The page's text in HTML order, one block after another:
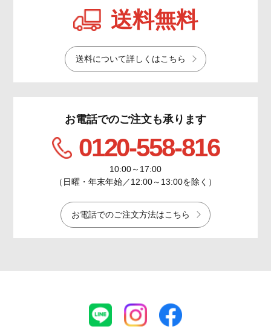
送料無料
送料について詳しくはこちら
お電話でのご注文も承ります
0120-558-816
10:00～17:00
（日曜・年末年始／12:00～13:00を除く）
お電話でのご注文方法はこちら